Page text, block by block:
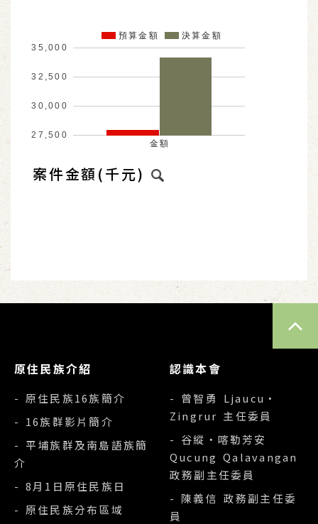
預算金額 決算金額
金額
27,500
30,000
32,500
35,000
案件金額(千元)
原住民族介紹
- 原住民族16族簡介
- 16族群影片簡介
- 平埔族群及南島語族簡
介
- 8月1日原住民族日
- 原住民族分布區域
認識本會
- 曾智勇 Ljaucu‧
Zingrur 主任委員
- 谷縱‧喀勒芳安
Qucung Qalavangan
政務副主任委員
- 陳義信 政務副主任委
員